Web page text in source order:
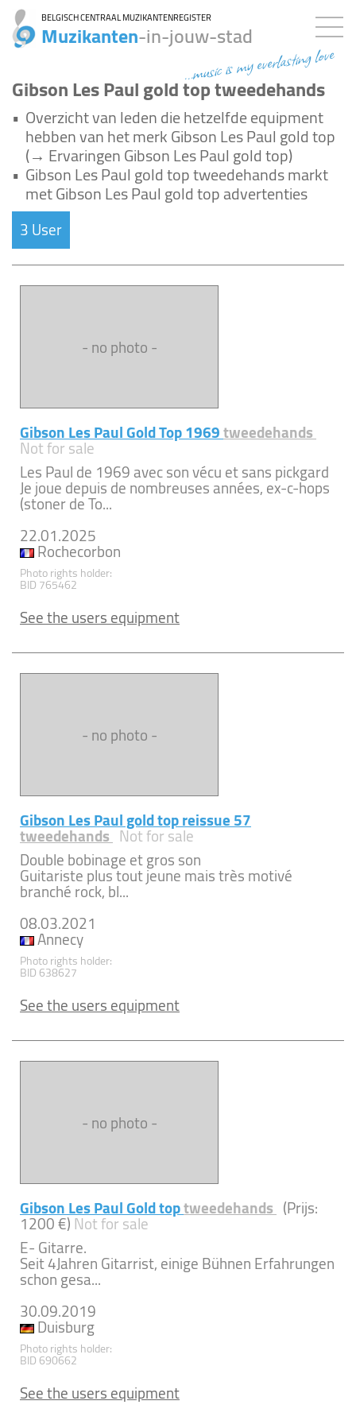
BELGISCH CENTRAAL MUZIKANTENREGISTER
Muzikanten-in-jouw-stad
...music is my everlasting love
Gibson Les Paul gold top tweedehands
• Overzicht van leden die hetzelfde equipment
hebben van het merk Gibson Les Paul gold top
(→ Ervaringen Gibson Les Paul gold top)
• Gibson Les Paul gold top tweedehands markt
met Gibson Les Paul gold top advertenties
3 User
- no photo -
Gibson Les Paul Gold Top 1969tweedehands
Not for sale
Les Paul de 1969 avec son vécu et sans pickgard
Je joue depuis de nombreuses années, ex-c-hops
(stoner de To...
22.01.2025
Rochecorbon
Photo rights holder:
BID 765462
See the users equipment
- no photo -
Gibson Les Paul gold top reissue 57
tweedehands Not for sale
Double bobinage et gros son
Guitariste plus tout jeune mais très motivé
branché rock, bl...
08.03.2021
Annecy
Photo rights holder:
BID 638627
See the users equipment
- no photo -
Gibson Les Paul Gold toptweedehands (Prijs:
1200 €)Not for sale
E- Gitarre.
Seit 4Jahren Gitarrist, einige Bühnen Erfahrungen
schon gesa...
30.09.2019
Duisburg
Photo rights holder:
BID 690662
See the users equipment